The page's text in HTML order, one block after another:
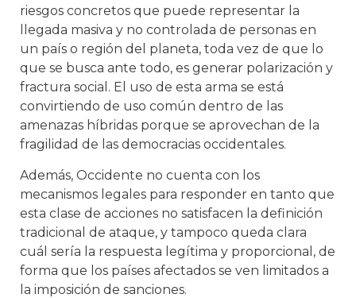
riesgos concretos que puede representar la
llegada masiva y no controlada de personas en
un país o región del planeta, toda vez de que lo
que se busca ante todo, es generar polarización y
fractura social. El uso de esta arma se está
convirtiendo de uso común dentro de las
amenazas híbridas porque se aprovechan de la
fragilidad de las democracias occidentales.
Además, Occidente no cuenta con los
mecanismos legales para responder en tanto que
esta clase de acciones no satisfacen la definición
tradicional de ataque, y tampoco queda clara
cuál sería la respuesta legítima y proporcional, de
forma que los países afectados se ven limitados a
la imposición de sanciones.